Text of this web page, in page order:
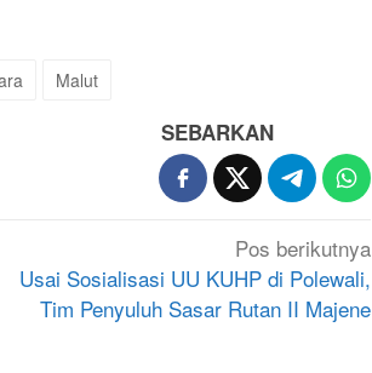
Malut
SEBARKAN
Pos berikutnya
Usai Sosialisasi UU KUHP di Polewali,
Tim Penyuluh Sasar Rutan II Majene